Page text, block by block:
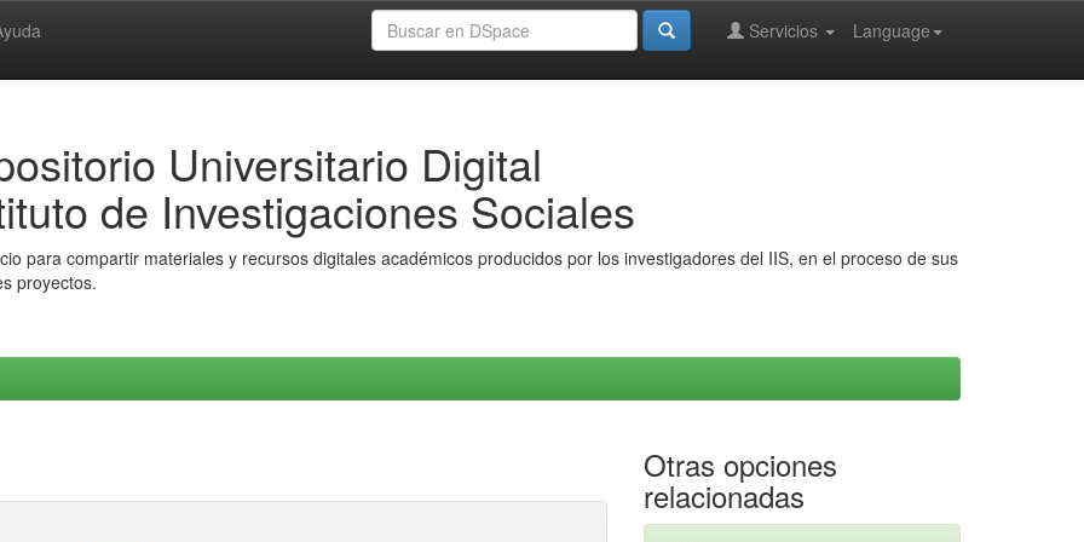
Language
Servicios
Universitario Digital
de Investigaciones Sociales
para compartir materiales y recursos digitales académicos producidos por los investigadores del IIS, en el proceso de sus
proyectos.
Otras opciones
relacionadas